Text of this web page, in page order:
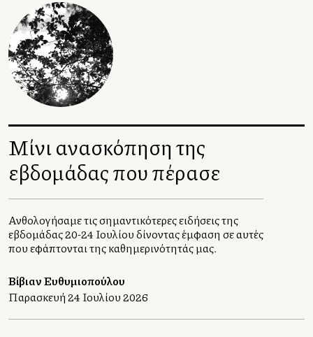
Μίνι ανασκόπηση της
εβδομάδας που πέρασε
Ανθολογήσαμε τις σημαντικότερες ειδήσεις της
εβδομάδας 20-24 Ιουλίου δίνοντας έμφαση σε αυτές
που εφάπτονται της καθημερινότητάς μας.
Βίβιαν Ευθυμιοπούλου
Παρασκευή 24 Ιουλίου 2026